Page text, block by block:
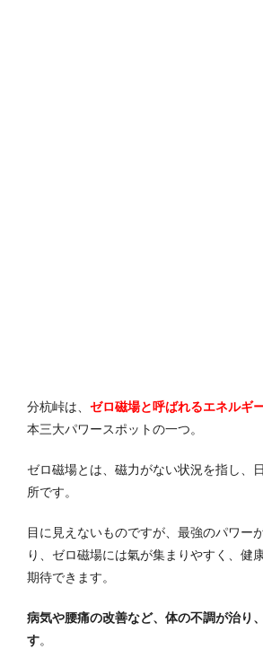
分杭峠は、 ゼロ磁場と呼ばれるエネルギ
本三大パワースポットの一つ。
ゼロ磁場とは、磁力がない状況を指し、
所です。
目に見えないものですが、最強のパワー
り、ゼロ磁場には氣が集まりやすく、健
期待できます。
病気や腰痛の改善など、体の不調が治り
す。